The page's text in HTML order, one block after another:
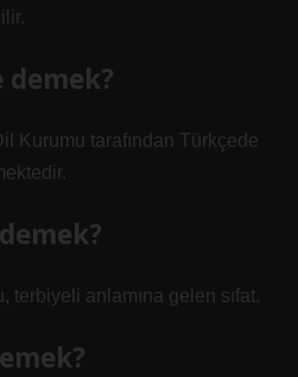
demek?
Kurumu tarafından Türkçede
terbiyeli anlamına gelen sıfat.